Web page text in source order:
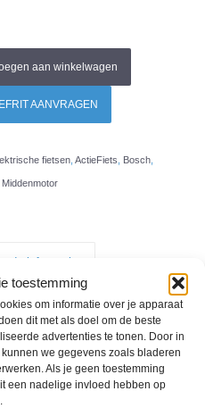
toestemming
om informatie over je apparaat
dit met als doel om de beste
advertenties te tonen. Door in
we gegevens zoals bladeren
Als je geen toestemming
een nadelige invloed hebben op
aan winkelwagen
AANVRAGEN
fietsen, ActieFiets Bosch,
Middenmotor
informatie
C380 HMB
lekker wil toeren of een